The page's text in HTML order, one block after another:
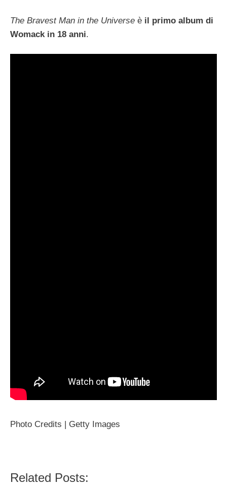
The Bravest Man in the Universe è il primo album di
Womack in 18 anni.
Photo Credits | Getty Images
Related Posts: